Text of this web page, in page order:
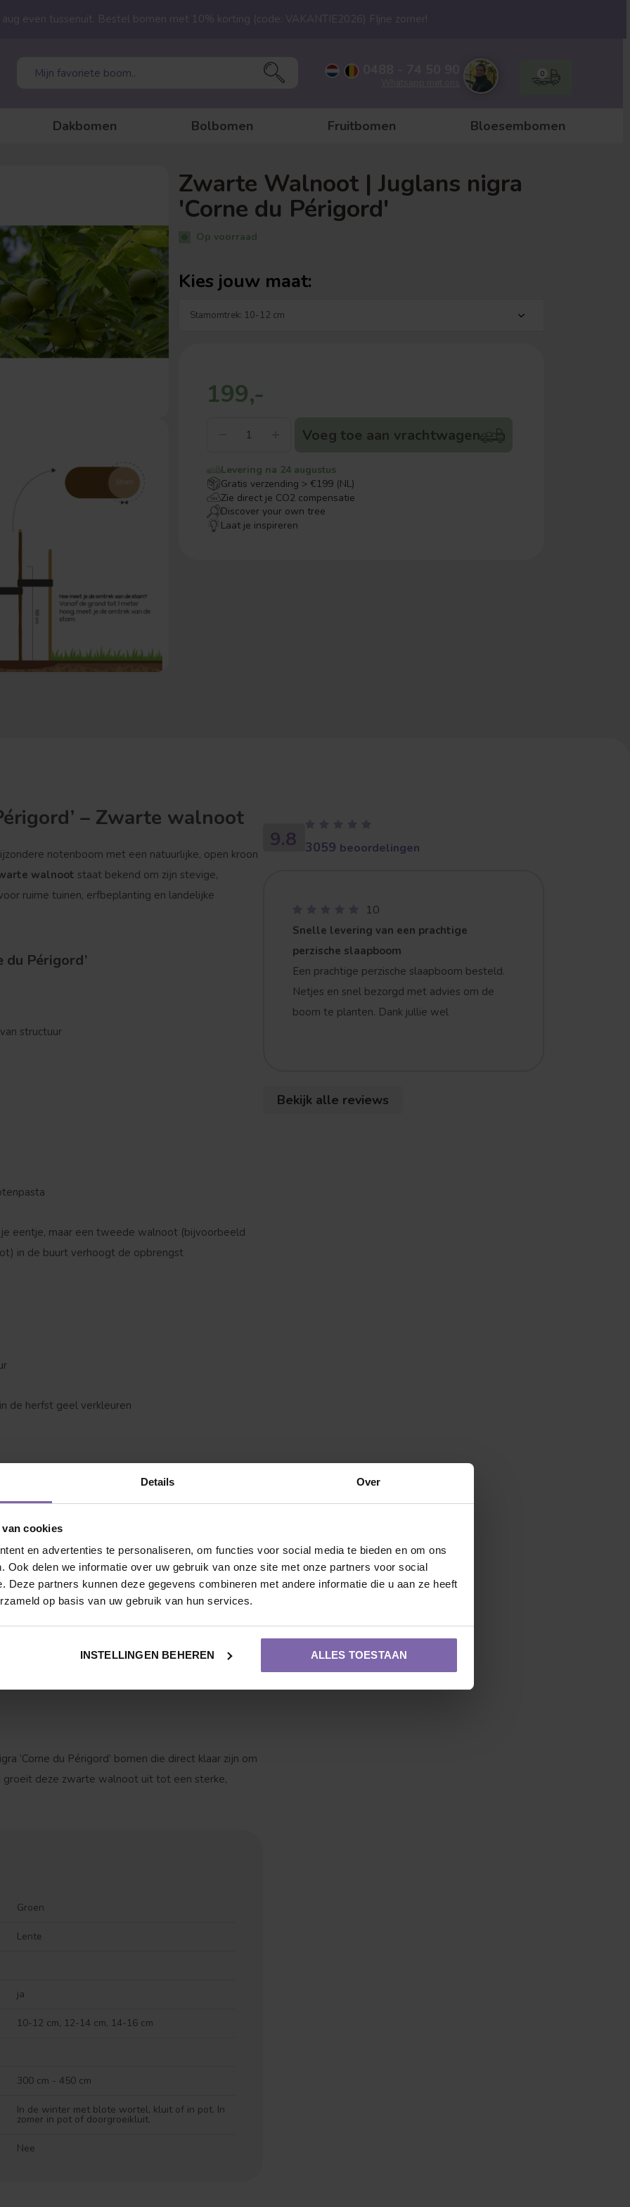
Details Over
cookies
en advertenties te personaliseren, om functies voor social media te bieden en om ons
Ook delen we informatie over uw gebruik van onze site met onze partners voor social
Deze partners kunnen deze gegevens combineren met andere informatie die u aan ze heeft
op basis van uw gebruik van hun services.
INSTELLINGEN BEHEREN ALLES TOESTAAN
Dakbomen Bolbomen Fruitbomen Bloesembomen
0
even tussenuit. Bestel bomen met 10% korting (code: VAKANTIE2026) FIjne zomer!
Zwarte Walnoot | Juglans nigra
'Corne du Périgord'
Op voorraad
Kies jouw maat:
199,-
Voeg toe aan vrachtwagen
Levering na 24 augustus
Gratis verzending > €199 (NL)
Zie direct je CO2 compensatie
Discover your own tree
Laat je inspireren
– Zwarte walnoot
notenboom met een natuurlijke, open kroon
walnoot staat bekend om zijn stevige,
ruime tuinen, erfbeplanting en landelijke
du Périgord’
structuur
je eentje, maar een tweede walnoot (bijvoorbeeld
in de buurt verhoogt de opbrengst
de herfst geel verkleuren
doorlatende, vruchtbare grond
jaren extra water en eventueel lichte snoei
aanplant
‘Corne du Périgord’ bomen die direct klaar zijn om
deze zwarte walnoot uit tot een sterke,
Groen
Lente
ja
10-12 cm, 12-14 cm, 14-16 cm
300 cm - 450 cm
In de winter met blote wortel, kluit of in pot. In
zomer in pot of doorgroeikluit.
Nee
9.8 3059 beoordelingen
10
Snelle levering van een prachtige
perzische slaapboom
Een prachtige perzische slaapboom besteld.
Netjes en snel bezorgd met advies om de
boom te planten. Dank jullie wel
Bekijk alle reviews
jij naar op zoek?
Dakvorm Bolvorm Verspreide vorm